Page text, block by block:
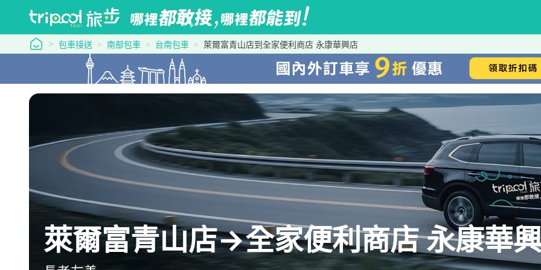
tripool 旅步
包車接送 南部包車 台南包車 萊爾富青山店到全家便利商店 永康華興店
萊爾富青山店→全家便利商店 永康華